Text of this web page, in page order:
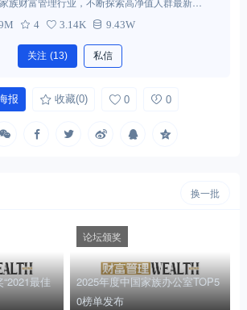
求。
4 3.14K 9.43W
关注 (13) 私信
报 收藏(0) 0 0
换一批
最佳
2025年度中国家族办公室TOP5
0榜单发布
论坛颁奖